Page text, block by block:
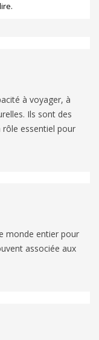
à voyager, à
Ils sont des
essentiel pour
monde entier pour
associée aux